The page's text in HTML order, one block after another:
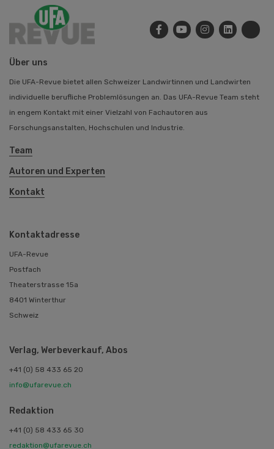
Über uns
Die UFA-Revue bietet allen Schweizer Landwirtinnen und Landwirten
individuelle berufliche Problemlösungen an. Das UFA-Revue Team steht
in engem Kontakt mit einer Vielzahl von Fachautoren aus
Forschungsanstalten, Hochschulen und Industrie.
Team
Autoren und Experten
Kontakt
Kontaktadresse
UFA-Revue
Postfach
Theaterstrasse 15a
8401 Winterthur
Schweiz
Verlag, Werbeverkauf, Abos
+41 (0) 58 433 65 20
info@ufarevue.ch
Redaktion
+41 (0) 58 433 65 30
redaktion@ufarevue.ch